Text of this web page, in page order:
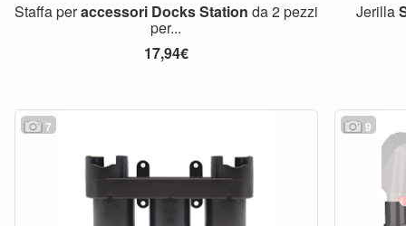
Staffa peraccessori DocksStation da 2 pezzi
per...
17,94€
Jerilla
7 9